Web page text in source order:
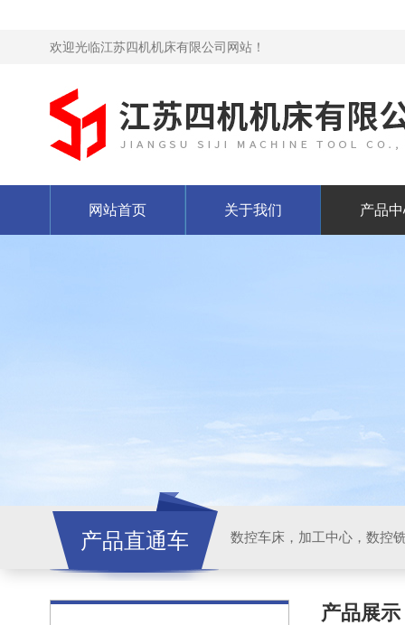
欢迎光临江苏四机机床有限公司网站！
网站首页 关于我们 产品
产品直通车
产品展示